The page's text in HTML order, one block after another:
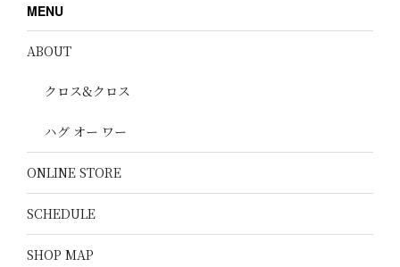
MENU
ABOUT
クロス&クロス
ハグ オー ワー
ONLINE STORE
SCHEDULE
SHOP MAP